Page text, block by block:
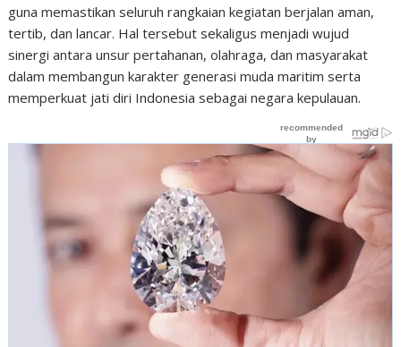
guna memastikan seluruh rangkaian kegiatan berjalan aman,
tertib, dan lancar. Hal tersebut sekaligus menjadi wujud
sinergi antara unsur pertahanan, olahraga, dan masyarakat
dalam membangun karakter generasi muda maritim serta
memperkuat jati diri Indonesia sebagai negara kepulauan.